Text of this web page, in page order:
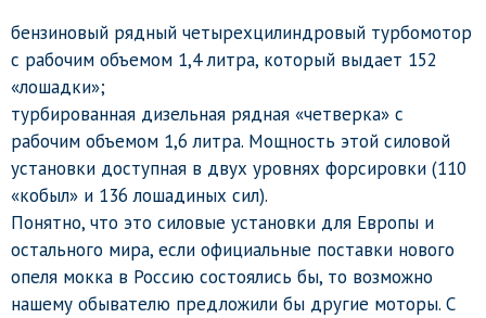
бензиновый рядный четырехцилиндровый турбомотор
с рабочим объемом 1,4 литра, который выдает 152
«лошадки»;
турбированная дизельная рядная «четверка» с
рабочим объемом 1,6 литра. Мощность этой силовой
установки доступная в двух уровнях форсировки (110
«кобыл» и 136 лошадиных сил).
Понятно, что это силовые установки для Европы и
остального мира, если официальные поставки нового
опеля мокка в Россию состоялись бы, то возможно
нашему обывателю предложили бы другие моторы. С